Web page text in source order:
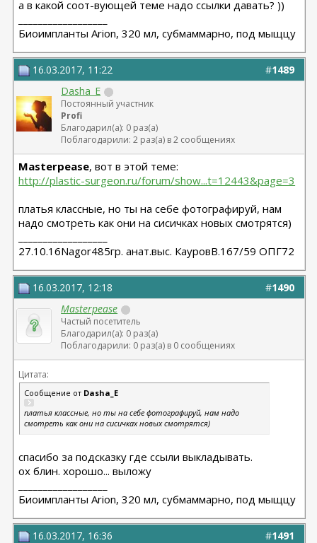
а в какой соот-вующей теме надо ссылки давать? ))
Биоимпланты Arion, 320 мл, субмаммарно, под мыщцу
#1489
16.03.2017, 11:22
Dasha_E
Постоянный участник
Profi
Благодарил(а): 0 раз(а)
Поблагодарили: 2 раз(а) в 2 сообщениях
Masterpease, вот в этой теме:
http://plastic-surgeon.ru/forum/show...t=12443&page=3
платья классные, но ты на себе фотографируй, нам
надо смотреть как они на сисичках новых смотрятся)
27.10.16Nagor485гр. анат.выс. КауровВ.167/59 ОПГ72
#1490
16.03.2017, 12:18
Masterpease
Частый посетитель
Благодарил(а): 0 раз(а)
Поблагодарили: 0 раз(а) в 0 сообщениях
Цитата:
Сообщение от Dasha_E
платья классные, но ты на себе фотографируй, нам надо
смотреть как они на сисичках новых смотрятся)
спасибо за подсказку где ссыли выкладывать.
ох блин. хорошо... выложу
Биоимпланты Arion, 320 мл, субмаммарно, под мыщцу
#1491
16.03.2017, 16:36